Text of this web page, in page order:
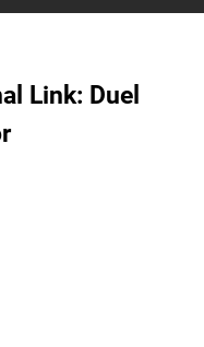
Link: Duel